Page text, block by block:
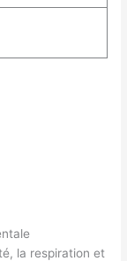
la respiration et